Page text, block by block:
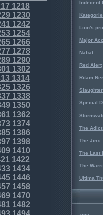
1218
1230
1242
1254
1266
1278
1290
1302
1314
1326
1338
1350
1362
1374
1386
1398
1410
1422
1434
1446
1458
1470
1482
Indecent
Lion's
Major
Nabat
Red Alert
Ritam
Special
The
The Jinx
The Last
The
Ultima